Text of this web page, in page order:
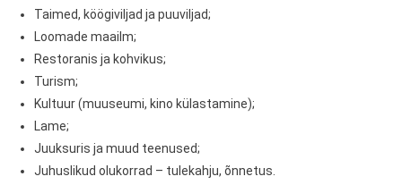
Taimed, köögiviljad ja puuviljad;
Loomade maailm;
Restoranis ja kohvikus;
Turism;
Kultuur (muuseumi, kino külastamine);
Lame;
Juuksuris ja muud teenused;
Juhuslikud olukorrad – tulekahju, õnnetus.